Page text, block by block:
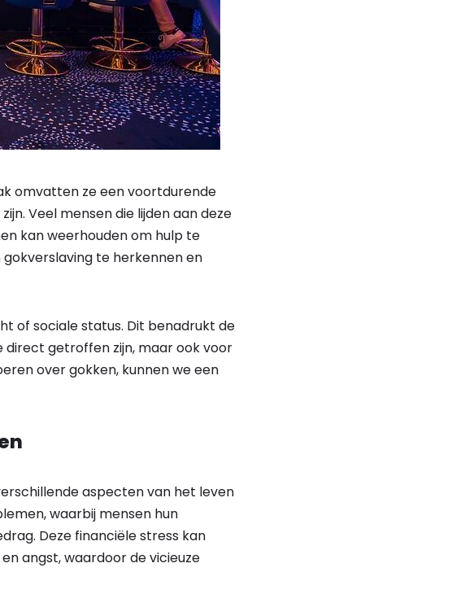
omvatten ze een voortdurende
Veel mensen die lijden aan deze
kan weerhouden om hulp te
te herkennen en
of sociale status. Dit benadrukt de
direct getroffen zijn, maar ook voor
over gokken, kunnen we een
aspecten van het leven
waarbij mensen hun
Deze financiële stress kan
angst, waardoor de vicieuze